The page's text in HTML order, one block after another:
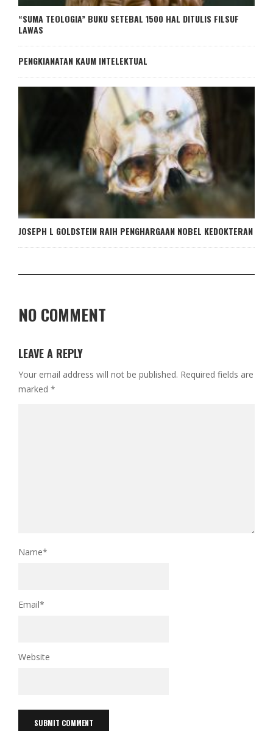
“SUMA TEOLOGIA” BUKU SETEBAL 1500 HAL DITULIS FILSUF
LAWAS
PENGKIANATAN KAUM INTELEKTUAL
JOSEPH L GOLDSTEIN RAIH PENGHARGAAN NOBEL KEDOKTERAN
NO COMMENT
LEAVE A REPLY
Your email address will not be published. Required fields are
marked *
Name*
Email*
Website